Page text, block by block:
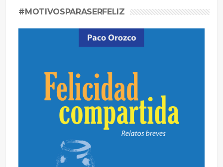
#MOTIVOSPARASERFELIZ